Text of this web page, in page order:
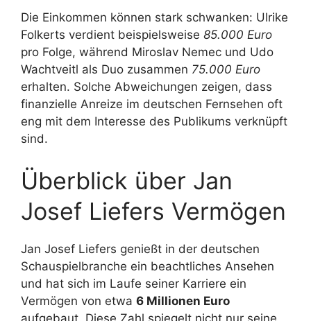
Die Einkommen können stark schwanken: Ulrike
Folkerts verdient beispielsweise 85.000 Euro
pro Folge, während Miroslav Nemec und Udo
Wachtveitl als Duo zusammen 75.000 Euro
erhalten. Solche Abweichungen zeigen, dass
finanzielle Anreize im deutschen Fernsehen oft
eng mit dem Interesse des Publikums verknüpft
sind.
Überblick über Jan
Josef Liefers Vermögen
Jan Josef Liefers genießt in der deutschen
Schauspielbranche ein beachtliches Ansehen
und hat sich im Laufe seiner Karriere ein
Vermögen von etwa 6 Millionen Euro
aufgebaut. Diese Zahl spiegelt nicht nur seine